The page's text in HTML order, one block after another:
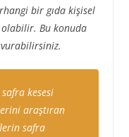
bir gıda kişisel
Bu konuda
kesesi
araştıran
safra